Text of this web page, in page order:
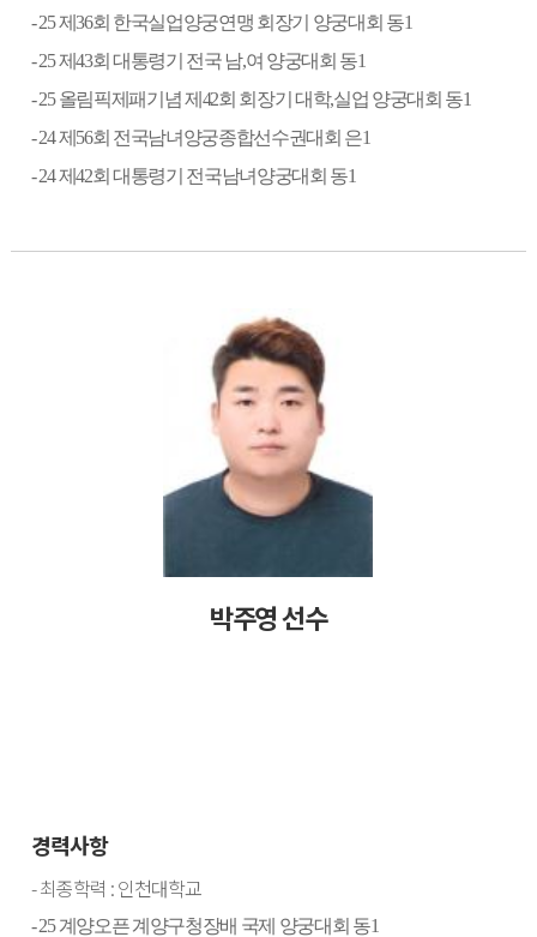
- 25제36회 한국실업양궁연맹 회장기 양궁대회 동1
- 25제43회 대통령기 전국 남,여 양궁대회 동1
- 25올림픽제패기념 제 42회 회장기 대학,실업 양궁대회 동1
- 24제 56회 전국남녀양궁종합선수권대회 은1
- 24제42회 대통령기 전국남녀양궁대회 동1
박주영 선수
경력사항
-최종학력 :인천대학교
- 25계양오픈 계양구청장배 국제 양궁대회 동1